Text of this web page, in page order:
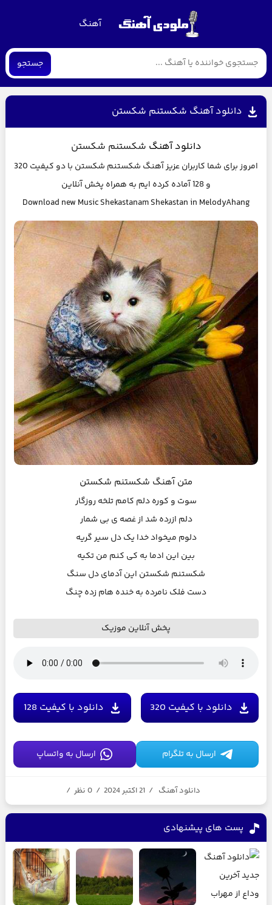
آهنگ
جستجو
دانلود آهنگ شکستنم شکستن
دانلود آهنگ شکستنم شکستن
امروز برای شما کاربران عزیز آهنگ شکستنم شکستن
با دو کیفیت 320
و 128 آماده کرده ایم به همراه پخش آنلاین
Download new MusicShekastanam Shekastanin MelodyAhang
متن آهنگ شکستنم شکستن
سوت و کوره دلم کامم تلخه روزگار
دلم ازرده شد از غصه ی بی شمار
دلوم میخواد خدا یک دل سیر گریه
بین این ادما به کی کنم من تکیه
شکستنم شکستن این آدمای دل سنگ
دست فلک نامرده به خنده هام زده چنگ
پخش آنلاین موزیک
دانلود با کیفیت 320 دانلود با کیفیت 128
ارسال به تلگرام ارسال به واتساپ
دانلود آهنگ / 21 اکتبر 2024 / 0 نظر /
پست های پیشنهادی